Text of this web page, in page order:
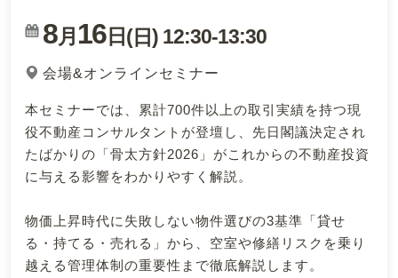
8月 16日(日) 12:30-13:30
会場&オンラインセミナー
本セミナーでは、累計700件以上の取引実績を持つ現
役不動産コンサルタントが登壇し、先日閣議決定され
たばかりの「骨太方針2026」がこれからの不動産投資
に与える影響をわかりやすく解説。
物価上昇時代に失敗しない物件選びの3基準「貸せ
る・持てる・売れる」から、空室や修繕リスクを乗り
越える管理体制の重要性まで徹底解説します。